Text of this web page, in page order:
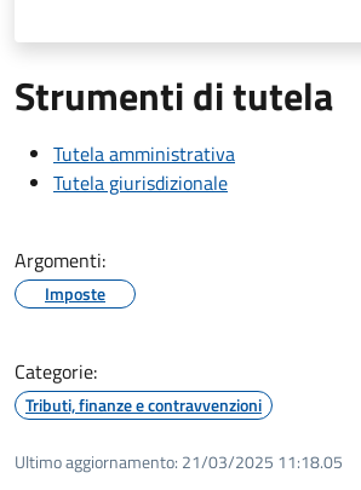
Strumenti di tutela
Tutela amministrativa
Tutela giurisdizionale
Argomenti:
Imposte
Categorie:
Tributi, finanze e contravvenzioni
Ultimo aggiornamento: 21/03/2025 11:18.05